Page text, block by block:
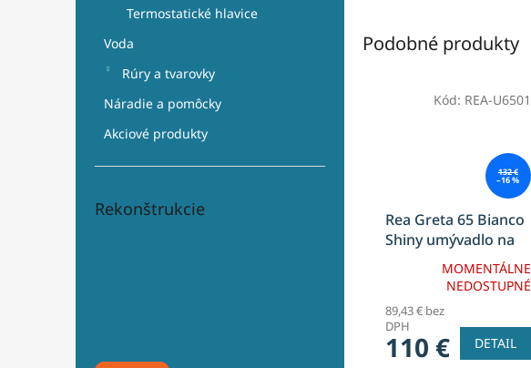
Termostatické hlavice
Voda
Rúry a tvarovky
Náradie a pomôcky
Akciové produkty
Rekonštrukcie
Podobné produkty
132 €
–16 %
Rea Greta 65 Bianco
Shiny umývadlo na
dosku 65 x 39 x 13,5
cm, imitácia kameňa,
MOMENTÁLNE
NEDOSTUPNÉ
89,43 € bez
DPH
110 € DETAIL
Kód: REA-U6501